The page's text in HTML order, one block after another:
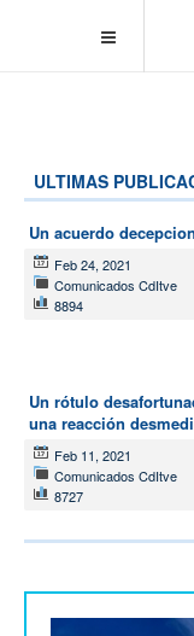
.plain-style .box-
url('../../images/
ULTIMAS
Un acuerdo
Feb 24, 2021
Comunicados CdItve
8894
Un rótulo
una reacción
Feb 11, 2021
Comunicados CdItve
8727